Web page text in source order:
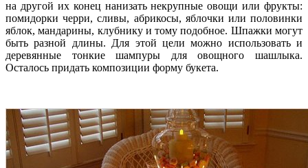
на другой их конец нанизать некрупные овощи или фрукты:
помидорки черри, сливы, абрикосы, яблочки или половинки
яблок, мандарины, клубнику и тому подобное. Шпажки могут
быть разной длины. Для этой цели можно использовать и
деревянные тонкие шампуры для овощного шашлыка.
Осталось придать композиции форму букета.